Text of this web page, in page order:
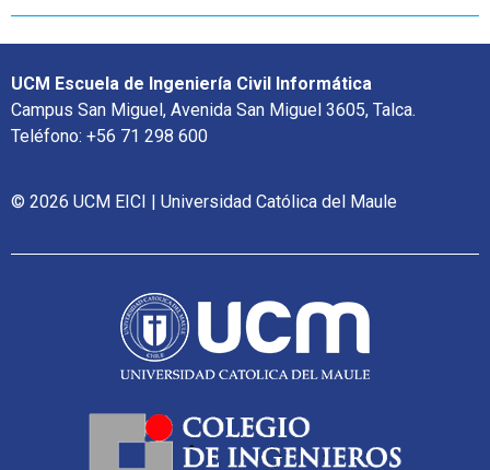
UCM Escuela de Ingeniería Civil Informática
Campus San Miguel, Avenida San Miguel 3605, Talca.
Teléfono: +56 71 298 600
© 2026 UCM EICI | Universidad Católica del Maule